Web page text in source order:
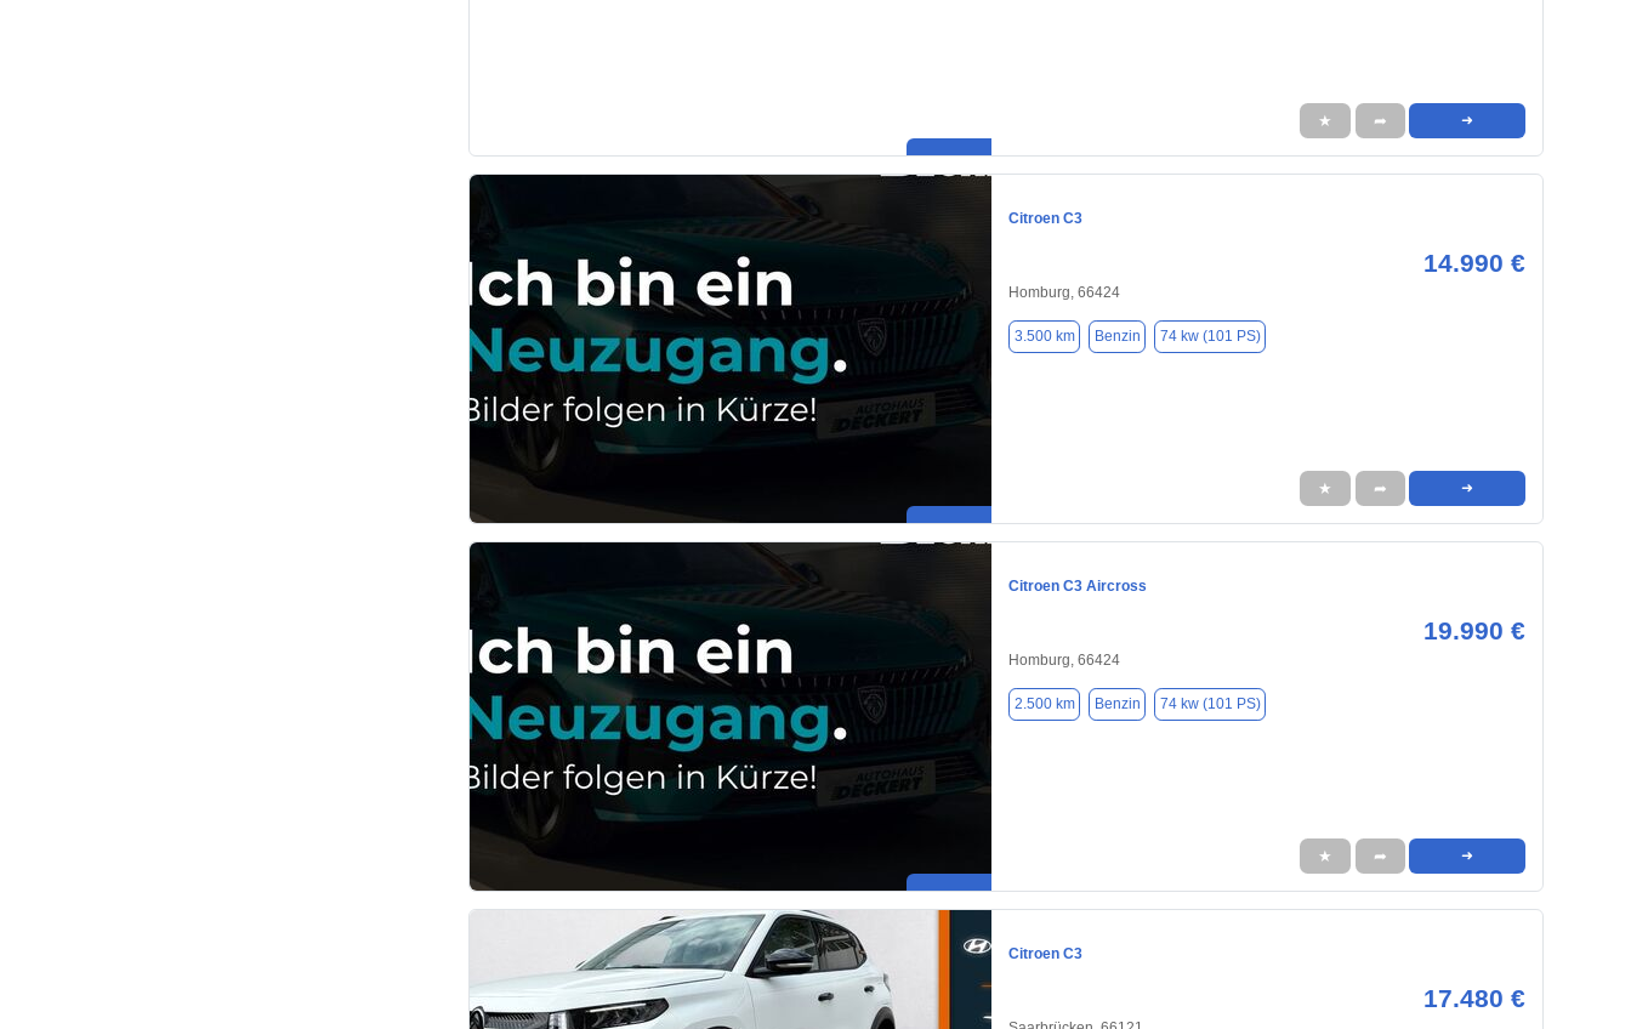
★ ➦ ➜
Citroen C3
14.990 €
Homburg, 66424
3.500 km Benzin 74 kw (101 PS)
★ ➦ ➜
Citroen C3 Aircross
19.990 €
Homburg, 66424
2.500 km Benzin 74 kw (101 PS)
★ ➦ ➜
Citroen C3
17.480 €